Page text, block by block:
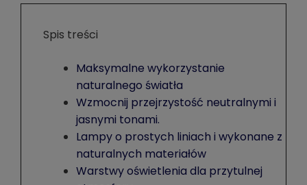
Spis treści
Maksymalne wykorzystanie
naturalnego światła
Wzmocnij przejrzystość neutralnymi i
jasnymi tonami.
Lampy o prostych liniach i wykonane z
naturalnych materiałów
Warstwy oświetlenia dla przytulnej